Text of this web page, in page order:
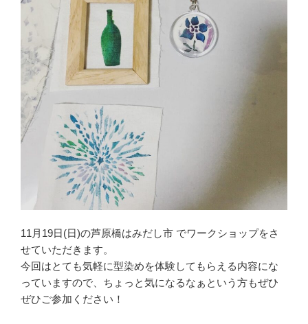
11月19日(日)の芦原橋はみだし市 でワークショップをさ
せていただきます。
今回はとても気軽に型染めを体験してもらえる内容にな
っていますので、ちょっと気になるなぁという方もぜひ
ぜひご参加ください！